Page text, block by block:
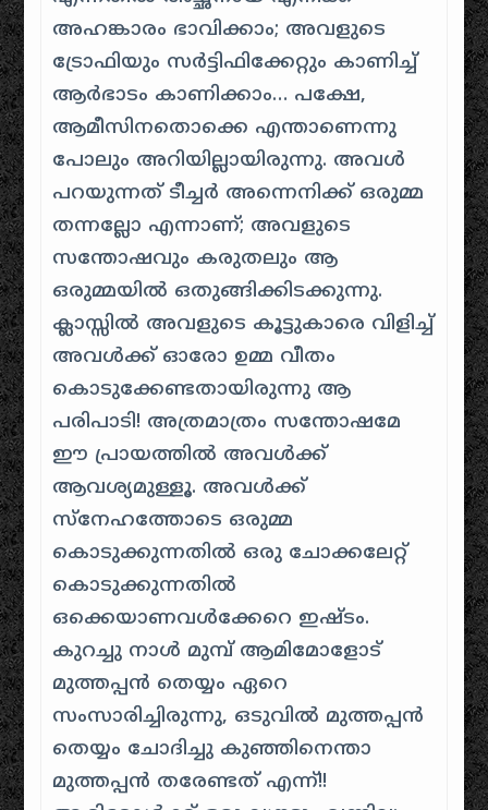
അഹങ്കാരം ഭാവിക്കാം; അവളുടെ
ട്രോഫിയും സർട്ടിഫിക്കേറ്റും കാണിച്ച്
ആർഭാടം കാണിക്കാം… പക്ഷേ,
ആമീസിനതൊക്കെ എന്താണെന്നു
പോലും അറിയില്ലായിരുന്നു. അവൾ
പറയുന്നത് ടീച്ചർ അന്നെനിക്ക് ഒരുമ്മ
തന്നല്ലോ എന്നാണ്; അവളുടെ
സന്തോഷവും കരുതലും ആ
ഒരുമ്മയിൽ ഒതുങ്ങിക്കിടക്കുന്നു.
ക്ലാസ്സിൽ അവളുടെ കൂട്ടുകാരെ വിളിച്ച്
അവൾക്ക് ഓരോ ഉമ്മ വീതം
കൊടുക്കേണ്ടതായിരുന്നു ആ
പരിപാടി! അത്രമാത്രം സന്തോഷമേ
ഈ പ്രായത്തിൽ അവൾക്ക്
ആവശ്യമുള്ളൂ. അവൾക്ക്
സ്നേഹത്തോടെ ഒരുമ്മ
കൊടുക്കുന്നതിൽ ഒരു ചോക്കലേറ്റ്
കൊടുക്കുന്നതിൽ
ഒക്കെയാണവൾക്കേറെ ഇഷ്ടം.
കുറച്ചു നാൾ മുമ്പ് ആമിമോളോട്
മുത്തപ്പൻ തെയ്യം ഏറെ
സംസാരിച്ചിരുന്നു, ഒടുവിൽ മുത്തപ്പൻ
തെയ്യം ചോദിച്ചു കുഞ്ഞിനെന്താ
മുത്തപ്പൻ തരേണ്ടത്എന്ന്!!